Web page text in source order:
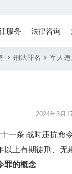
服务 法律咨询
刑法罪名 军人
2024年3月
条 战时违抗命令
以上有期徒刑、无
罪的概念